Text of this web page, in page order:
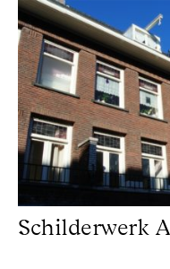
Schilderwerk
Schilderwerk